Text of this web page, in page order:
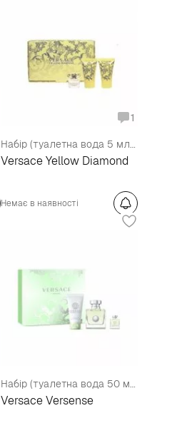
1
Набір (туалетна вода 5 мл + молочко для тіла 25 мл + гель для душу 25 мл)
Versace Yellow Diamond
Немає в наявності
Набір (туалетна вода 50 мл + мініатюра 10 мл + лосьйон для тіла 50 мл)
Versace Versense